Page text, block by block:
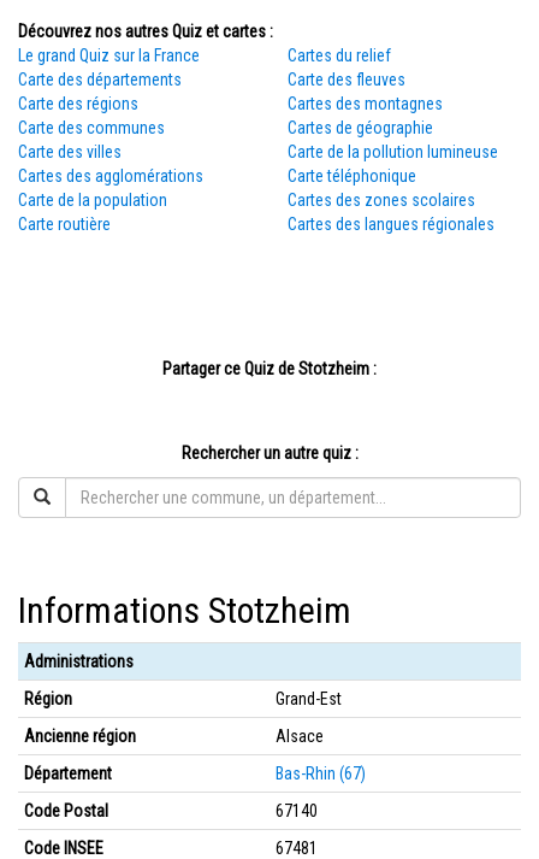
Découvrez nos autres Quiz et cartes :
Le grand Quiz sur la France
Carte des départements
Carte des régions
Carte des communes
Carte des villes
Cartes des agglomérations
Carte de la population
Carte routière
Cartes du relief
Carte des fleuves
Cartes des montagnes
Cartes de géographie
Carte de la pollution lumineuse
Carte téléphonique
Cartes des zones scolaires
Cartes des langues régionales
Partager ce Quiz de Stotzheim :
Rechercher un autre quiz :
Informations Stotzheim
Administrations
Région
Grand-Est
Ancienne région
Alsace
Département
Bas-Rhin (67)
Code Postal
67140
Code INSEE
67481